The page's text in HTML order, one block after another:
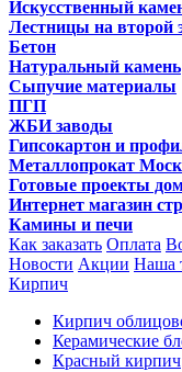
Искусственный
Лестницы на второй
Бетон
Натуральный камень
Сыпучие материалы
ПГП
ЖБИ заводы
Гипсокартон и
Металлопрокат
Готовые проекты
Интернет магазин
Камины и печи
Как заказать Оплата
Новости Акции Наша
Кирпич
Кирпич
Керамические
Красный кирпич